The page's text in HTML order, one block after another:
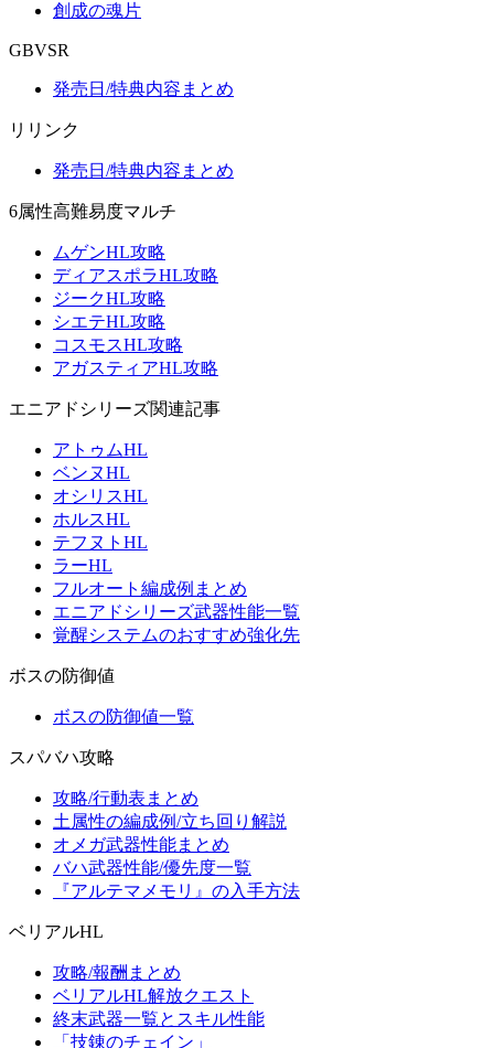
創成の魂片
GBVSR
発売日/特典内容まとめ
リリンク
発売日/特典内容まとめ
6属性高難易度マルチ
ムゲンHL攻略
ディアスポラHL攻略
ジークHL攻略
シエテHL攻略
コスモスHL攻略
アガスティアHL攻略
エニアドシリーズ関連記事
アトゥムHL
ベンヌHL
オシリスHL
ホルスHL
テフヌトHL
ラーHL
フルオート編成例まとめ
エニアドシリーズ武器性能一覧
覚醒システムのおすすめ強化先
ボスの防御値
ボスの防御値一覧
スパバハ攻略
攻略/行動表まとめ
土属性の編成例/立ち回り解説
オメガ武器性能まとめ
バハ武器性能/優先度一覧
『アルテマメモリ』の入手方法
ベリアルHL
攻略/報酬まとめ
ベリアルHL解放クエスト
終末武器一覧とスキル性能
「技錬のチェイン」